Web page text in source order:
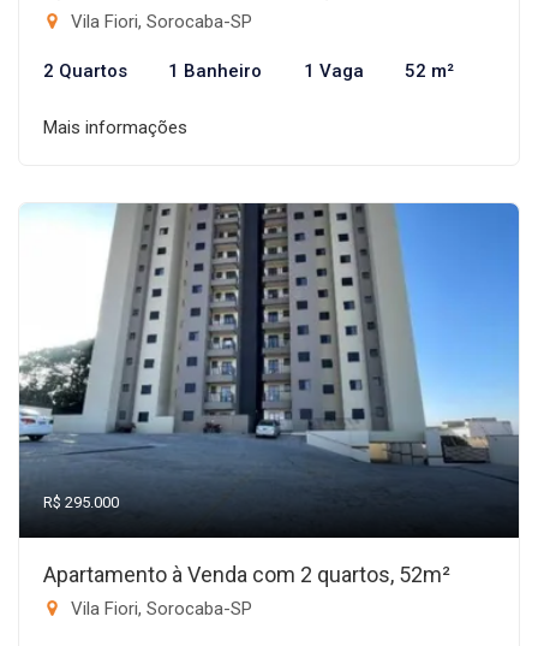
Vila Fiori, Sorocaba-SP
2 Quartos 1 Banheiro 1 Vaga 52 m²
Mais informações
R$ 295.000
Apartamento à Venda com 2 quartos, 52m²
Vila Fiori, Sorocaba-SP